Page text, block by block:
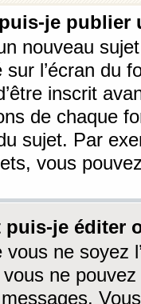
je
nouveau
sur l’écran du
inscrit
de chaque
sujet. Par
vous
puis-je éditer
vous ne soyez
ne